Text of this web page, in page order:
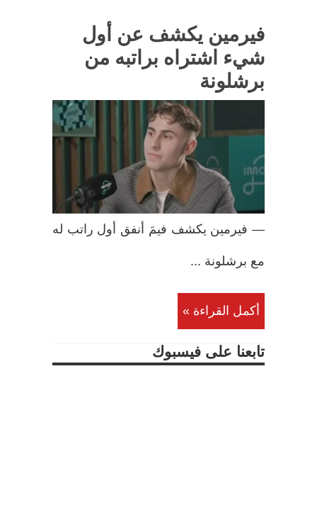
فيرمين يكشف عن أول
شيء اشتراه براتبه من
برشلونة
— فيرمين يكشف فيمَ أنفق أول راتب له
مع برشلونة ...
أكمل القراءة »
تابعنا على فيسبوك